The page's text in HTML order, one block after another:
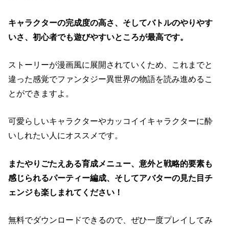
キャラクターの完成度の高さ、そしてバトルのやりやす
いさ、初心者でも遊びやすいところが最高です。
ストーリーが漫画風に展開されていくため、これまでと
違った感覚でファンタジー異世界の物語を読み進めるこ
とができますよ。
可愛らしいキャラクターやカッコイイキャラクターに酔
いしれたい人にオススメです。
またやりごたえある育成メニュー、意外と戦略的要素も
感じられるパーティー編成、そしてアバターの見た目チ
ェンジも楽しまれてください！
無料でダウンロードできるので、ぜひ一度プレイしてみ